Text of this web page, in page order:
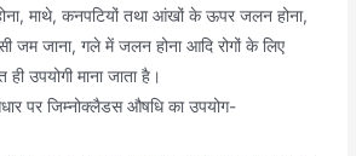
माथे, कनपटियों तथा आंखों के ऊपर जलन होना,
जम जाना, गले में जलन होना आदि रोगों के लिए
उपयोगी माना जाता है।
पर जिम्नोक्लैडस औषधि का उपयोग-